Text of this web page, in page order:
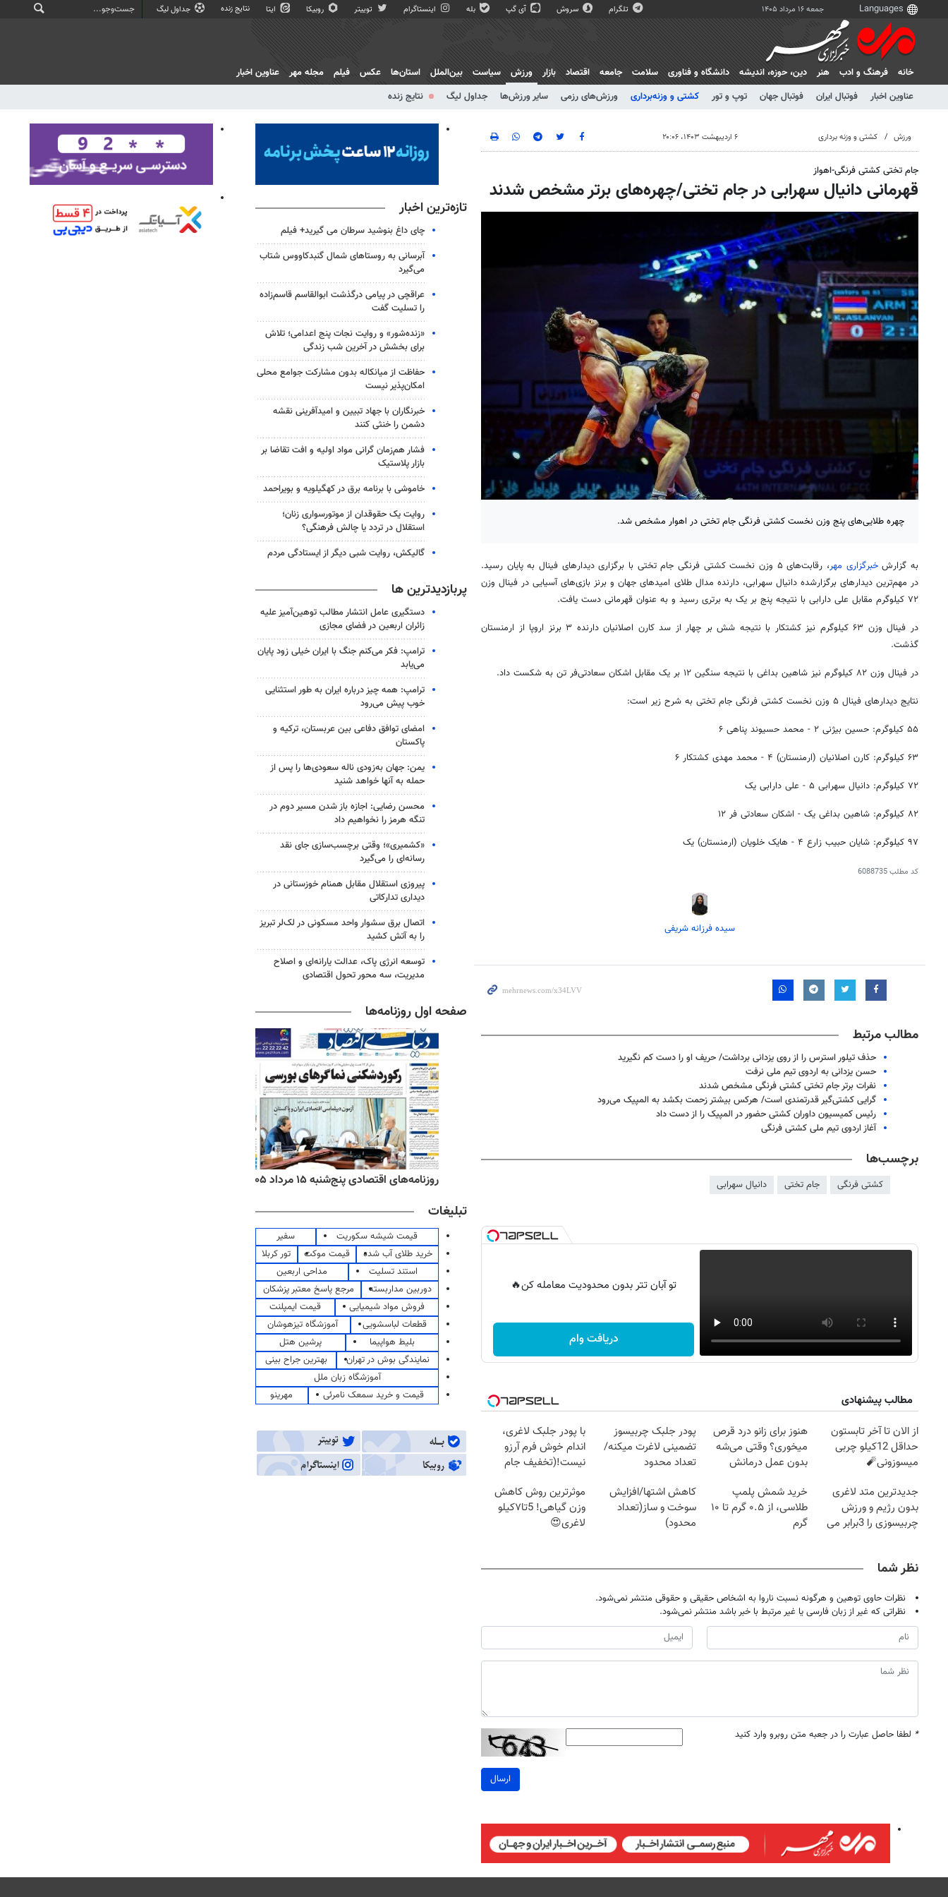
جمعه ۱۶ مرداد ۱۴۰۵ تلگرام سروش آی گپ بله اینستاگرام توییتر روبیکا ایتا نتایج زنده جداول لیگ
خانه فرهنگ و ادب هنر دين، حوزه، انديشه دانشگاه و فناوری سلامت جامعه اقتصاد بازار
ورزش
عناوین اخبار
فوتبال ایران فوتبال جهان توپ و تور کشتی و وزنه‌برداری ورزش‌های رزمی سایر ورزش‌ها جداول لیگ نتایج زنده
سیاست بین‌الملل استان‌ها عکس فیلم مجله مهر عناوین اخبار
ورزش کشتی و وزنه برداری ۶ اردیبهشت ۱۴۰۳، ۲۰:۰۶
جام تختی کشتی فرنگی-اهواز
قهرمانی دانیال سهرابی در جام تختی/چهره‌های برتر مشخص شدند
چهره طلایی‌های پنج وزن نخست کشتی فرنگی جام تختی در اهوار مشخص شد.
به گزارشخبرگزاری مهر
، رقابت‌های ۵ وزن نخست کشتی فرنگی جام تختی با برگزاری دیدارهای فینال به پایان رسید.
در مهم‌ترین دیدارهای برگزارشده دانیال سهرابی، دارنده مدال طلای امیدهای جهان و برنز بازی‌های آسیایی در فینال وزن
۷۲ کیلوگرم مقابل علی دارابی با نتیجه پنج بر یک به برتری رسید و به عنوان قهرمانی دست یافت.
در فینال وزن ۶۳ کیلوگرم نیز کشتکار با نتیجه شش بر چهار از سد کارن اصلانیان دارنده ۳ برنز اروپا از ارمنستان
گذشت.
در فینال وزن ۸۲ کیلوگرم نیز شاهین بداغی با نتیجه سنگین ۱۲ بر یک مقابل اشکان سعادتی‌فر تن به شکست داد.
نتایج دیدارهای فینال ۵ وزن نخست کشتی فرنگی جام تختی به شرح زیر است:
۵۵ کیلوگرم: حسین بیژنی ۲ - محمد حسیوند پناهی ۶
۶۳ کیلوگرم: کارن اصلانیان (ارمنستان) ۴ - محمد مهدی کشتکار ۶
۷۲ کیلوگرم: دانیال سهرابی ۵ - علی دارابی یک
۸۲ کیلوگرم: شاهین بداغی یک - اشکان سعادتی فر ۱۲
۹۷ کیلوگرم: شایان حبیب زارع ۴ - هایک خلویان (ارمنستان) یک
کد مطلب6088735
سیده فرزانه شریفی
مطالب مرتبط
حذف تیلور استرس را از روی یزدانی برداشت/ حریف او را دست کم نگیرید
حسن یزدانی به اردوی تیم ملی نرفت
نفرات برتر جام تختی کشتی فرنگی مشخص شدند
گرایی کشتی‌گیر قدرتمندی است/ هرکس بیشتر زحمت بکشد به المپیک می‌رود
رئیس کمیسیون داوران کشتی حضور در المپیک را از دست داد
آغاز اردوی تیم ملی کشتی فرنگی
برچسب‌ها
کشتی فرنگی جام تختی دانیال سهرابی
تو آبان تتر بدون محدودیت معامله کن🔥
دریافت وام
مطالب پیشنهادی
از الان تا آخر تابستون
حداقل 12کیلو چربی
میسوزونی🧨
هنوز برای زانو درد قرص
میخوری؟ وقتی می‌شه
بدون عمل درمانش
پودر جلبک چربیسوز
تضمینی لاغرت میکنه/
تعداد محدود
با پودر جلبک لاغری،
اندام خوش فرم آرزو
نیست!(تخفیف جام
جدیدترین متد لاغری
بدون رژیم و ورزش
چربیسوزی را 3برابر می
خرید شمش پلمپ
طلاسی، از ۰.۵ گرم تا ۱۰
گرم
کاهش اشتها/افزایش
سوخت و ساز(تعداد
محدود)
موثرترین روش کاهش
وزن گیاهی! 5تا۷کیلو
لاغری😍
نظر شما
نظرات حاوی توهین و هرگونه نسبت ناروا به اشخاص حقیقی و حقوقی منتشر نمی‌شود.
نظراتی که غیر از زبان فارسی یا غیر مرتبط با خبر باشد منتشر نمی‌شود.
* لطفا حاصل عبارت را در جعبه متن روبرو وارد کنید
ارسال
تازه‌ترین اخبار
چای داغ بنوشید سرطان می گیرید+ فیلم
آبرسانی به روستاهای شمال گنبدکاووس شتاب
می‌گیرد
عراقچی در پیامی درگذشت ابوالقاسم قاسم‌زاده
را تسلیت گفت
«زنده‌شور» و روایت نجات پنج اعدامی؛ تلاش
برای بخشش در آخرین شب زندگی
حفاظت از میانکاله بدون مشارکت جوامع محلی
امکان‌پذیر نیست
خبرنگاران با جهاد تبیین و امیدآفرینی نقشه
دشمن را خنثی کنند
فشار هم‌زمان گرانی مواد اولیه و افت تقاضا بر
بازار پلاستیک
خاموشی با برنامه برق در کهگیلویه و بویراحمد
روایت یک حقوقدان از موتورسواری زنان؛
استقلال در تردد یا چالش فرهنگی؟
گالیکش، روایت شبی دیگر از ایستادگی مردم
پربازدیدترین ها
دستگیری عامل انتشار مطالب توهین‌آمیز علیه
زائران اربعین در فضای مجازی
ترامپ: فکر می‌کنم جنگ با ایران خیلی زود پایان
می‌یابد
ترامپ: همه چیز درباره ایران به طور استثنایی
خوب پیش می‌رود
امضای توافق دفاعی بین عربستان، ترکیه و
پاکستان
یمن: جهان به‌زودی ناله سعودی‌ها را پس از
حمله به آنها خواهد شنید
محسن رضایی: اجازه باز شدن مسیر دوم در
تنگه هرمز را نخواهیم داد
«کشمیری»؛ وقتی برچسب‌سازی جای نقد
رسانه‌ای را می‌گیرد
پیروزی استقلال مقابل همنام خوزستانی در
دیداری تدارکاتی
اتصال برق سشوار واحد مسکونی در لک‌لر تبریز
را به آتش کشید
توسعه انرژی پاک، عدالت یارانه‌ای و اصلاح
مدیریت، سه محور تحول اقتصادی
صفحه اول روزنامه‌ها
روزنامه‌های صبح پنج‌شنبه ۱۵ مرداد ۱۴۰۵ روزنامه‌های اقتصادی پنج‌شنبه ۱۵ مرداد ۱۴۰۵
تبلیغات
قیمت شیشه سکوریت
سفیر
خرید طلای آب شده
قیمت موکت
تور کربلا
استند تسلیت
مداحی اربعین
دوربین مداربسته
مرجع پاسخ معتبر پزشکان
فروش مواد شیمیایی
قیمت ایمپلنت
قطعات لباسشویی
آموزشگاه تیزهوشان
بلیط هواپیما
پرشین هتل
نمایندگی بوش در تهران
بهترین جراح بینی
آموزشگاه زبان ملل
قیمت و خرید سمعک نامرئی
مهرینو